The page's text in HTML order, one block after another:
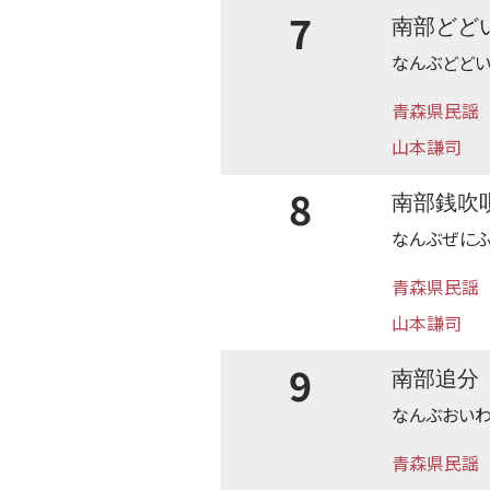
7
南部どど
なんぶどど
青森県民謡
山本謙司
8
南部銭吹
なんぶぜに
青森県民謡
山本謙司
9
南部追分
なんぶおい
青森県民謡